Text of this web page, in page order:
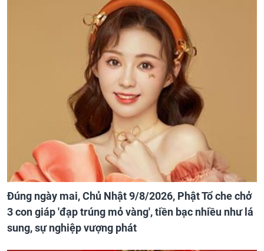
Đúng ngày mai, Chủ Nhật 9/8/2026, Phật Tổ che chở
3 con giáp 'đạp trúng mỏ vàng', tiền bạc nhiều như lá
sung, sự nghiệp vượng phát